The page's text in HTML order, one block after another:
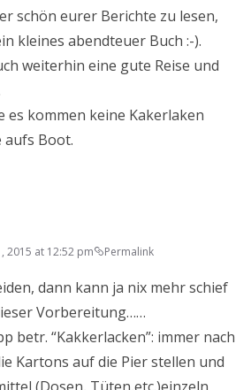
schön eurer Berichte zu lesen,
kleines abendteuer Buch :-).
weiterhin eine gute Reise und
es kommen keine Kakerlaken
aufs Boot.
2015 at 12:52 pm Permalink
dann kann ja nix mehr schief
Vorbereitung……
betr. “Kakkerlacken”: immer nach
Kartons auf die Pier stellen und